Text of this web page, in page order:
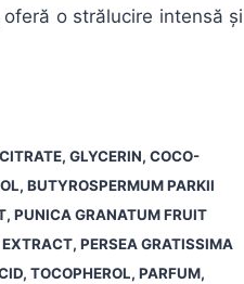
o strălucire intensă și
GLYCERIN, COCO-
BUTYROSPERMUM PARKII
PUNICA GRANATUM FRUIT
PERSEA GRATISSIMA
TOCOPHEROL, PARFUM,